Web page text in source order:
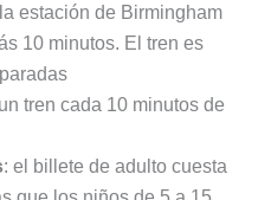
estación de Birmingham
10 minutos. El tren es
tren cada 10 minutos de
: el billete de adulto cuesta